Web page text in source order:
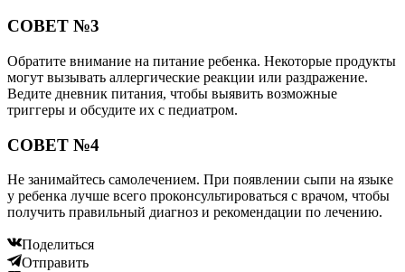
СОВЕТ №3
Обратите внимание на питание ребенка. Некоторые продукты
могут вызывать аллергические реакции или раздражение.
Ведите дневник питания, чтобы выявить возможные
триггеры и обсудите их с педиатром.
СОВЕТ №4
Не занимайтесь самолечением. При появлении сыпи на языке
у ребенка лучше всего проконсультироваться с врачом, чтобы
получить правильный диагноз и рекомендации по лечению.
Поделиться
Отправить